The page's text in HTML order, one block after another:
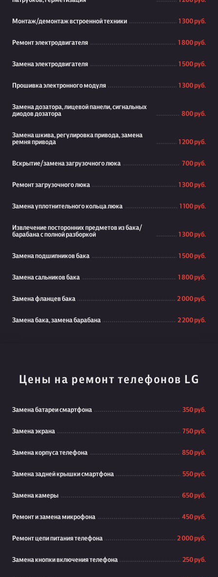
Монтаж/демонтаж встроенной техники 1 300 руб.
Ремонт электродвигателя 1 800 руб.
Замена электродвигателя 1 500 руб.
Прошивка электронного модуля 1 300 руб.
Замена дозатора, лицевой панели, сигнальных
диодов дозатора
800 руб.
Замена шкива, регулировка привода, замена
ремня привода
1 200 руб.
Вскрытие/замена загрузочного люка 700 руб.
Ремонт загрузочного люка 1 300 руб.
Замена уплотнительного кольца люка 1 100 руб.
Извлечение посторонних предметов из бака/
барабана с полной разборкой
1 300 руб.
Замена подшипников бака 1 500 руб.
Замена сальников бака 1 800 руб.
Замена фланцев бака 2 000 руб.
Замена бака, замена барабана 2 200 руб.
Цены на ремонт телефонов LG
Замена батареи смартфона 350 руб.
Замена экрана 750 руб.
Замена корпуса телефона 850 руб.
Замена задней крышки смартфона 550 руб.
Замена камеры 650 руб.
Ремонт и замена микрофона 450 руб.
Ремонт цепи питания телефона 2 000 руб.
Замена кнопки включения телефона 250 руб.